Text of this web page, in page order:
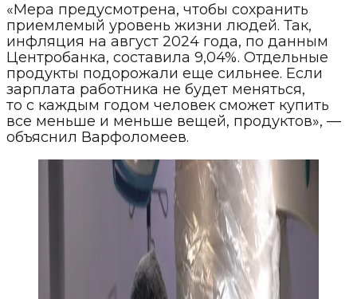
«Мера предусмотрена, чтобы сохранить
приемлемый уровень жизни людей. Так,
инфляция на август 2024 года, по данным
Центробанка, составила 9,04%. Отдельные
продукты подорожали еще сильнее. Если
зарплата работника не будет меняться,
то с каждым годом человек сможет купить
все меньше и меньше вещей, продуктов», —
объяснил Варфоломеев.